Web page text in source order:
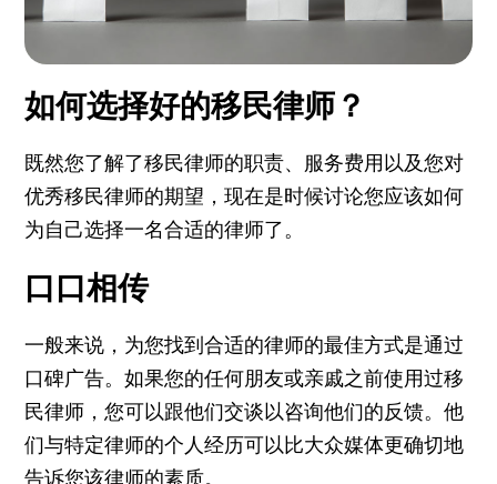
如何选择好的移民律师？
既然您了解了移民律师的职责、服务费用以及您对
优秀移民律师的期望，现在是时候讨论您应该如何
为自己选择一名合适的律师了。
口口相传
一般来说，为您找到合适的律师的最佳方式是通过
口碑广告。如果您的任何朋友或亲戚之前使用过移
民律师，您可以跟他们交谈以咨询他们的反馈。他
们与特定律师的个人经历可以比大众媒体更确切地
告诉您该律师的素质。